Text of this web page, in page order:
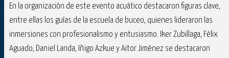
En la organización de este evento acuático destacaron figuras clave,
entre ellas los guías de la escuela de buceo, quienes lideraron las
inmersiones con profesionalismo y entusiasmo. Iker Zubillaga, Félix
Aguado, Daniel Landa, Iñigo Azkue y Aitor Jiménez se destacaron